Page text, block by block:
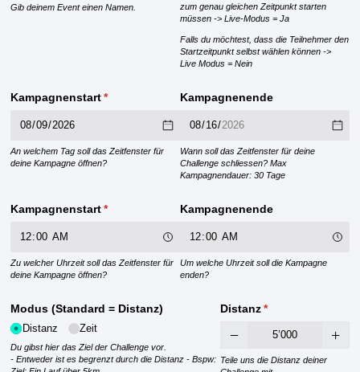
Gib deinem Event einen Namen.
zum genau gleichen Zeitpunkt starten
müssen -> Live-Modus = Ja
Falls du möchtest, dass die Teilnehmer den
Startzeitpunkt selbst wählen können ->
Live Modus = Nein
Kampagnenstart*
(erforderlich)
An welchem Tag soll das Zeitfenster für
deine Kampagne öffnen?
Kampagnenende
Wann soll das Zeitfenster für deine
Challenge schliessen? Max
Kampagnendauer: 30 Tage
Kampagnenstart*
(erforderlich)
Zu welcher Uhrzeit soll das Zeitfenster für
deine Kampagne öffnen?
Kampagnenende
Um welche Uhrzeit soll die Kampagne
enden?
Modus (Standard = Distanz)
Distanz Zeit
Du gibst hier das Ziel der Challenge vor.
- Entweder ist es begrenzt durch die Distanz - Bspw:
Distanz*
(erforderlich)
Teile uns die Distanz deiner